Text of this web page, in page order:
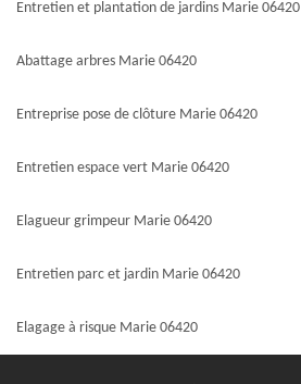
Entretien et plantation de jardins Marie 06420
Abattage arbres Marie 06420
Entreprise pose de clôture Marie 06420
Entretien espace vert Marie 06420
Elagueur grimpeur Marie 06420
Entretien parc et jardin Marie 06420
Elagage à risque Marie 06420